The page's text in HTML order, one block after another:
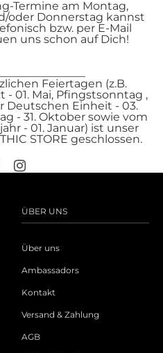
Termine am Montag,
oder Donnerstag kannst
bzw. per E-Mail
uns schon auf Dich!
Feiertagen (z.B.
- 01. Mai, Pfingstsonntag ,
Deutschen Einheit - 03.
- 31. Oktober sowie vom
- 01. Januar) ist unser
STORE geschlossen.
ÜBER UNS
Über uns
Ambassadors
Kontakt
Versand & Zahlung
AGB